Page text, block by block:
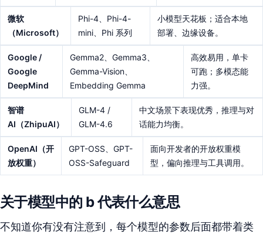
微软
（Microsoft）
Phi-4、Phi-4-
mini、Phi 系列
小模型天花板；适合本地
部署、边缘设备。
Google /
Google
DeepMind
Gemma2、Gemma3、
Gemma-Vision、
Embedding Gemma
高效易用，单卡
可跑；多模态能
力强。
智谱
AI（ZhipuAI）
GLM-4 /
GLM-4.6
中文场景下表现优秀，推理与对
话能力均衡。
OpenAI（开
放权重）
GPT-OSS、GPT-
OSS-Safeguard
面向开发者的开放权重模
型，偏向推理与工具调用。
关于模型中的 b 代表什么意思
不知道你有没有注意到，每个模型的参数后面都带着类